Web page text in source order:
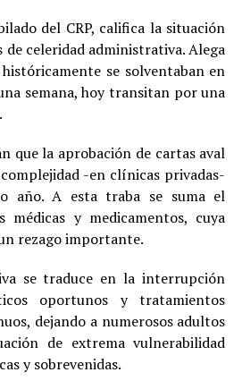
del CRP, califica la situación
de celeridad administrativa. Alega
se solventaban en
semana, hoy transitan por una
que la aprobación de cartas aval
-en clínicas privadas-
año. A esta traba se suma el
médicas y medicamentos, cuya
rezago importante.
se traduce en la interrupción
oportunos y tratamientos
dejando a numerosos adultos
de extrema vulnerabilidad
y sobrevenidas.